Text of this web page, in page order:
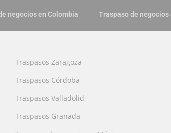
negocios en Colombia Traspaso de negocios
Traspasos Zaragoza
Traspasos Córdoba
Traspasos Valladolid
Traspasos Granada